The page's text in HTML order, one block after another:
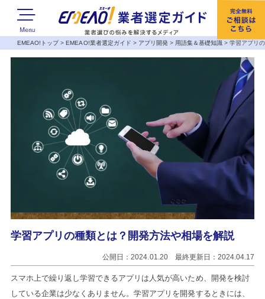
EMEAO!トップ>EMEAO!業者選定ガイド > アプリ開発> 用語集＆基礎知識 >学習アプリ
学習アプリの種類とは？開発方法や相場を解説
公開日：2024.01.20 最終更新日：2024.04.17
スマホ上で繰り返し学習できるアプリは人気が高いため、開発を検討
している企業は少なくありません。学習アプリを開発するときには、